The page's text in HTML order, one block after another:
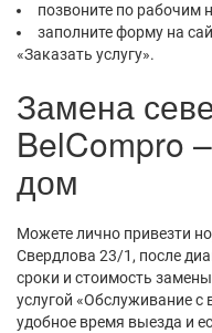
позвоните по рабочим
заполните форму на
«Заказать услугу».
Замена
BelCompro
дом
Можете лично привезти
Свердлова 23/1, после
сроки и стоимость
услугой «Обслуживание
удобное время выезда и